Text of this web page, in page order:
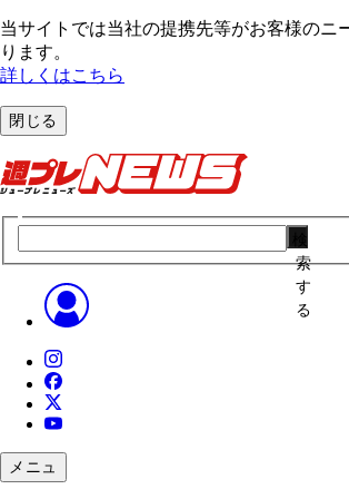
当サイトでは当社の提携先等がお客様のニ
ります。
詳しくはこちら
閉じる
索
す
る
メニュ